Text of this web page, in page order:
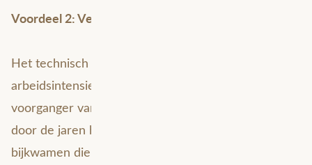
Voordeel 2: Vereenvoudigd lifecyclemanagement
Het technisch beheer van een database kan zeer
arbeidsintensief zijn. Dit was ook voor de
voorganger van GeoPublicatie het geval, omdat er
door de jaren heen steeds meer factoren
bijkwamen die het geheel complex maakten: te